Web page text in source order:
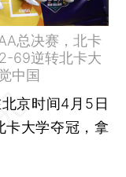
总决赛，北卡
69逆转北卡大
中国
京时间4月5日
大学夺冠，拿